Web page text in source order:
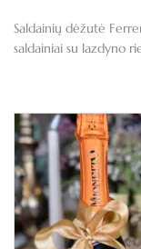
Saldainių dėžutė
saldainiai su lazdyno